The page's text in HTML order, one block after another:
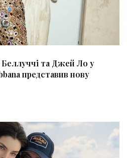
та Джей Ло у
представив нову